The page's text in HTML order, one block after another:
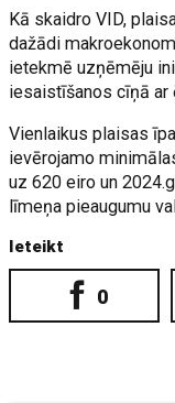
Kā skaidro VID,
dažādi
ietekmē uzņēmēju
iesaistīšanos cīņā ar
Vienlaikus plaisas
ievērojamo
uz 620 eiro un
līmeņa pieaugumu
Ieteikt
0